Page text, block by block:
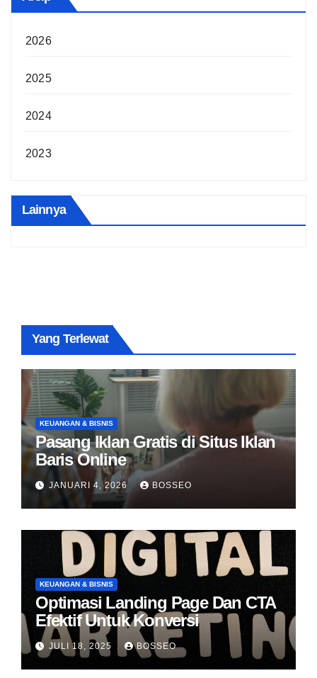
2026
2025
2024
2023
Lainnya
Yang Terlewat
KEUANGAN & BISNIS
Pasang Iklan Gratis di Situs Iklan
Baris Online
JANUARI 4, 2026 BOSSEO
KEUANGAN & BISNIS
Optimasi Landing Page Dan CTA
Efektif Untuk Konversi
JULI 18, 2025 BOSSEO